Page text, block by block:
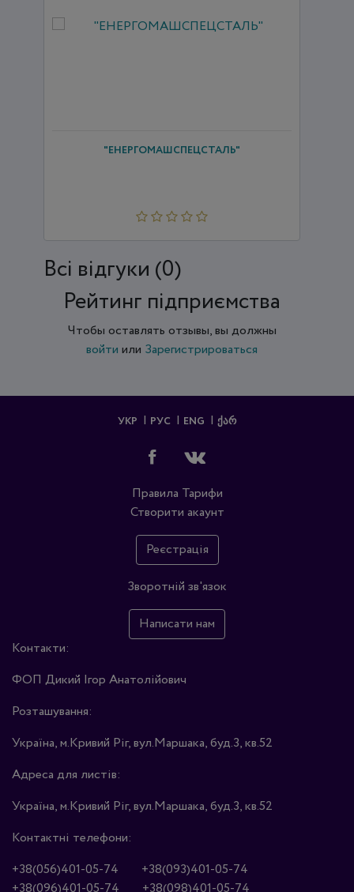
"ЕНЕРГОМАШСПЕЦСТАЛЬ"
Всi відгуки (0)
Рейтинг підприємства
Чтобы оставлять отзывы, вы должны
войти или Зарегистрироваться
УКР РУС ENG ᲥᲐᲠ
Правила Тарифи
Створити акаунт
Реєстрація
Зворотній зв'язок
Написати нам
Контакти:
ФОП Дикий Ігор Анатолійович
Розташування:
Україна, м.Кривий Ріг, вул.Маршака, буд.3, кв.52
Адреса для листів:
Україна, м.Кривий Ріг, вул.Маршака, буд.3, кв.52
Контактні телефони:
+38(056)401-05-74
+38(093)401-05-74